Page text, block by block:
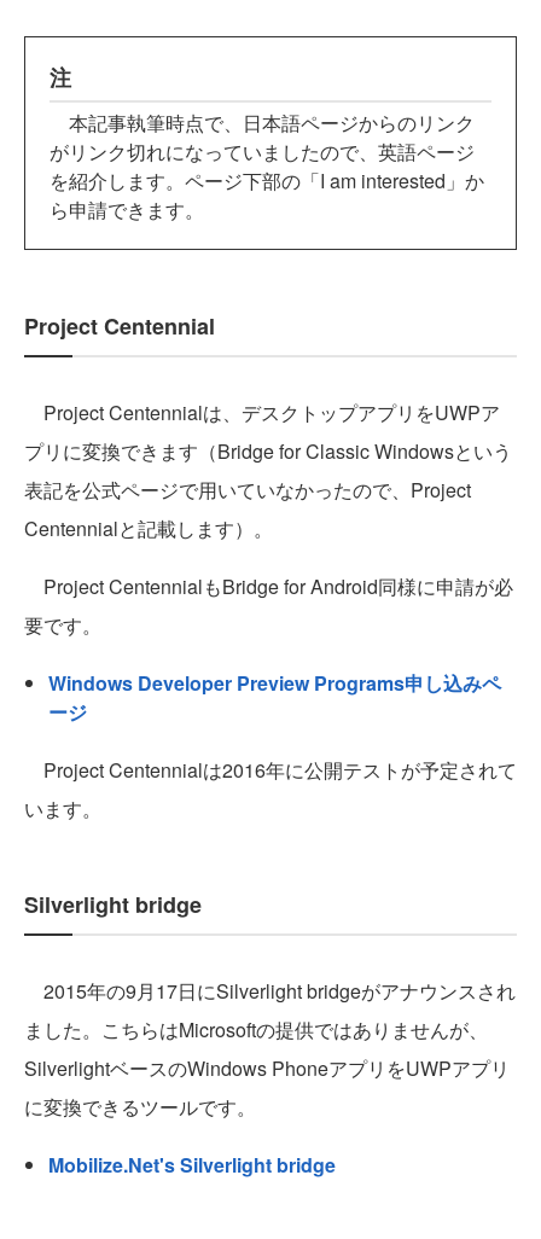
注
本記事執筆時点で、日本語ページからのリンク
がリンク切れになっていましたので、英語ページ
を紹介します。ページ下部の「I am interested」か
ら申請できます。
Project Centennial
Project Centennialは、デスクトップアプリをUWPア
プリに変換できます（Bridge for Classic Windowsという
表記を公式ページで用いていなかったので、Project
Centennialと記載します）。
Project CentennialもBridge for Android同様に申請が必
要です。
Windows Developer Preview Programs申し込みペ
ージ
Project Centennialは2016年に公開テストが予定されて
います。
Silverlight bridge
2015年の9月17日にSilverlight bridgeがアナウンスされ
ました。こちらはMicrosoftの提供ではありませんが、
SilverlightベースのWindows PhoneアプリをUWPアプリ
に変換できるツールです。
Mobilize.Net's Silverlight bridge